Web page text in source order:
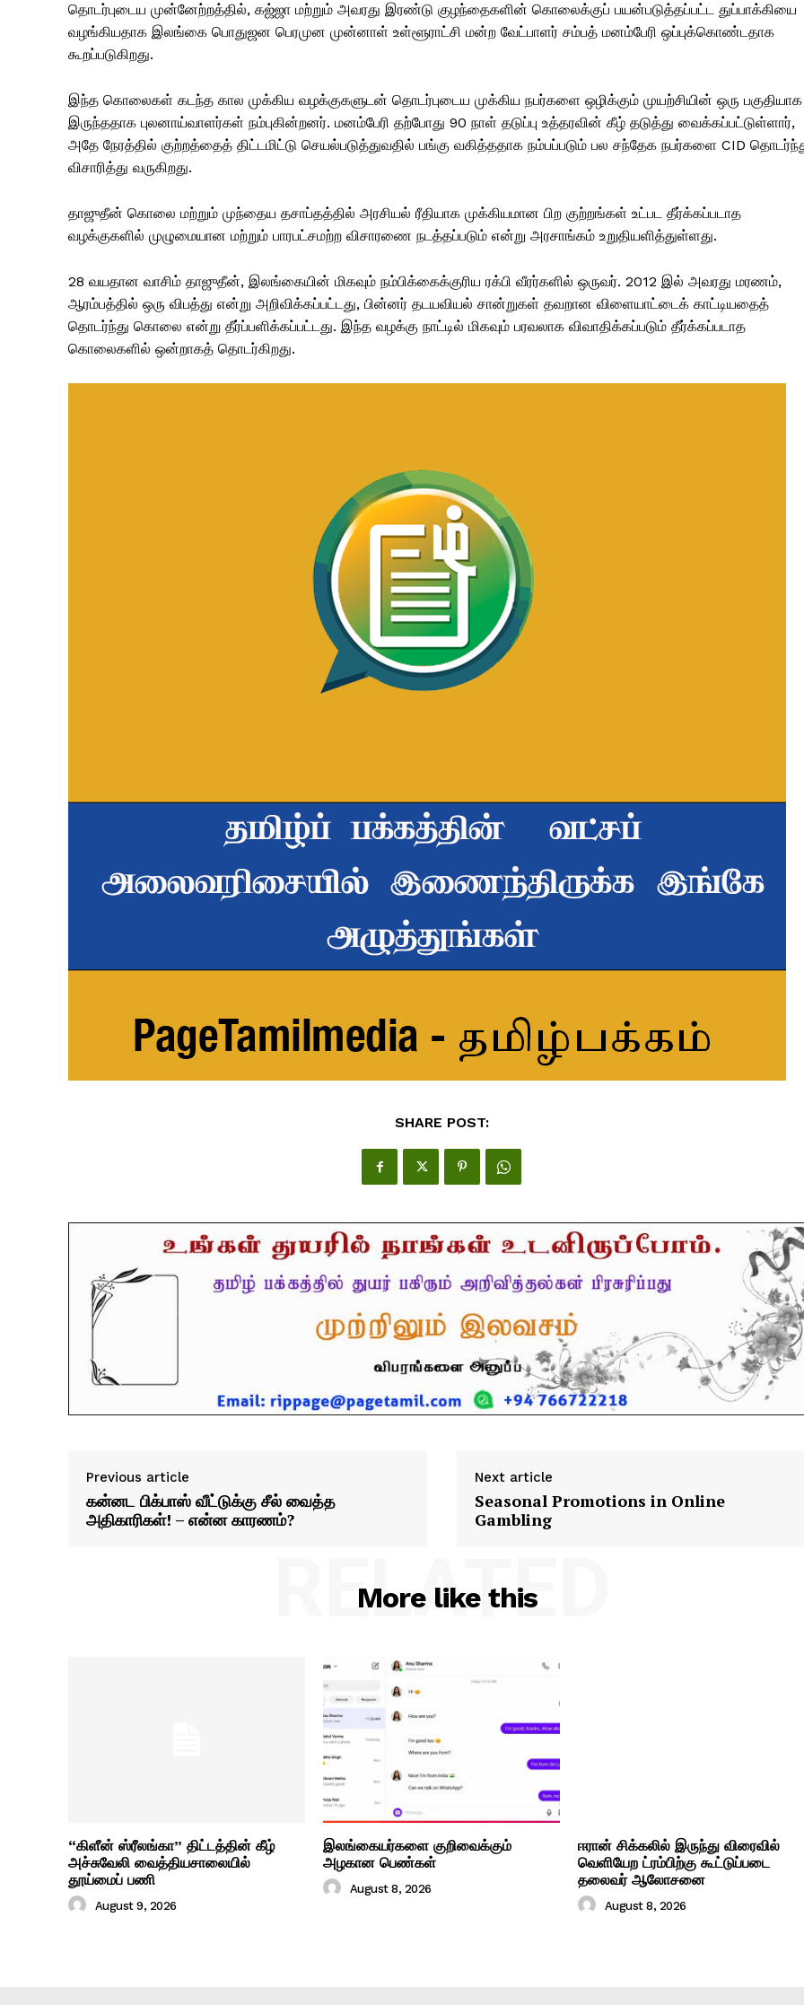
தொடர்புடைய முன்னேற்றத்தில், கஜ்ஜா மற்றும் அவரது இரண்டு குழந்தைகளின் கொலைக்குப் பயன்படுத்தப்பட்ட துப்பாக்கியை
வழங்கியதாக இலங்கை பொதுஜன பெரமுன முன்னாள் உள்ளூராட்சி மன்ற வேட்பாளர் சம்பத் மனம்பேரி ஒப்புக்கொண்டதாக
கூறப்படுகிறது.
இந்த கொலைகள் கடந்த கால முக்கிய வழக்குகளுடன் தொடர்புடைய முக்கிய நபர்களை ஒழிக்கும் முயற்சியின் ஒரு பகுதியாக
இருந்ததாக புலனாய்வாளர்கள் நம்புகின்றனர். மனம்பேரி தற்போது 90 நாள் தடுப்பு உத்தரவின் கீழ் தடுத்து வைக்கப்பட்டுள்ளார்,
அதே நேரத்தில் குற்றத்தைத் திட்டமிட்டு செயல்படுத்துவதில் பங்கு வகித்ததாக நம்பப்படும் பல சந்தேக நபர்களை CID
விசாரித்து வருகிறது.
தாஜுதீன் கொலை மற்றும் முந்தைய தசாப்தத்தில் அரசியல் ரீதியாக முக்கியமான பிற குற்றங்கள் உட்பட தீர்க்கப்படாத
வழக்குகளில் முழுமையான மற்றும் பாரபட்சமற்ற விசாரணை நடத்தப்படும் என்று அரசாங்கம் உறுதியளித்துள்ளது.
28 வயதான வாசிம் தாஜுதீன், இலங்கையின் மிகவும் நம்பிக்கைக்குரிய ரக்பி வீரர்களில் ஒருவர். 2012 இல் அவரது மரணம்,
ஆரம்பத்தில் ஒரு விபத்து என்று அறிவிக்கப்பட்டது, பின்னர் தடயவியல் சான்றுகள் தவறான விளையாட்டைக் காட்டியதைத்
தொடர்ந்து கொலை என்று தீர்ப்பளிக்கப்பட்டது. இந்த வழக்கு நாட்டில் மிகவும் பரவலாக விவாதிக்கப்படும் தீர்க்கப்படாத
கொலைகளில் ஒன்றாகத் தொடர்கிறது.
SHARE POST:
Previous article
கன்னட பிக்பாஸ் வீட்டுக்கு சீல் வைத்த
அதிகாரிகள்! – என்ன காரணம்?
Next article
Seasonal Promotions in Online
Gambling
More like this
RELATED
“கிளீன் ஸ்ரீலங்கா” திட்டத்தின் கீழ்
அச்சுவேலி வைத்தியசாலையில்
தூய்மைப் பணி
August 9, 2026
இலங்கையர்களை குறிவைக்கும்
அழகான பெண்கள்
August 8, 2026
ஈரான் சிக்கலில் இருந்து விரைவில்
வெளியேற ட்ரம்பிற்கு கூட்டுப்படை
தலைவர் ஆலோசனை
August 8, 2026